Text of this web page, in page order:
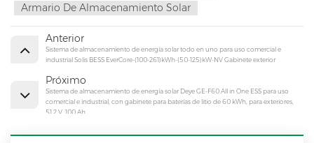
Armario De Almacenamiento Solar
Anterior
Sistema de almacenamiento de energía solar todo en uno para uso comercial e
industrial Solis BESS EverCore-(100-261)kWh-(50-125)kW-NV Gabinete exterior
Próximo
Sistema de almacenamiento de energía solar Deye GE-F60 All in One ESS para uso
comercial e industrial, con gabinete para baterías de litio de 60 kWh, para exteriores,
51,2 V, 100 Ah.